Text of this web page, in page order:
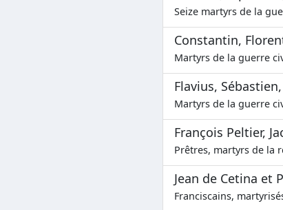
Seize martyrs de la
Constantin,
Martyrs de la guerre
Flavius,
Martyrs de la guerre
François Peltier,
Prêtres, martyrs de la
Jean de Cetina et
Franciscains,